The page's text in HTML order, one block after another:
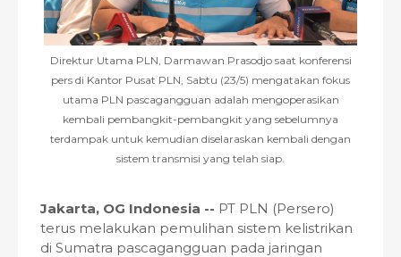
Direktur Utama PLN, Darmawan Prasodjo saat konferensi
pers di Kantor Pusat PLN, Sabtu (23/5) mengatakan fokus
utama PLN pascagangguan adalah mengoperasikan
kembali pembangkit-pembangkit yang sebelumnya
terdampak untuk kemudian diselaraskan kembali dengan
sistem transmisi yang telah siap.
Jakarta, OG Indonesia -- PT PLN (Persero)
terus melakukan pemulihan sistem kelistrikan
di Sumatra pascagangguan pada jaringan